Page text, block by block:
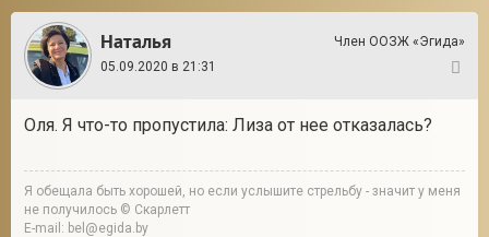
Наталья
Член ООЗЖ «Эгида»
05.09.2020 в 21:31
Оля. Я что-то пропустила: Лиза от нее отказалась?
Я обещала быть хорошей, но если услышите стрельбу - значит у меня
не получилось © Скарлетт
E-mail: bel@egida.by